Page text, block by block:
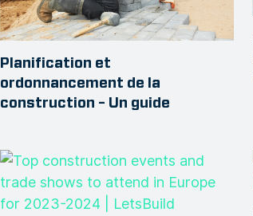
Planification et
ordonnancement de la
construction – Un guide